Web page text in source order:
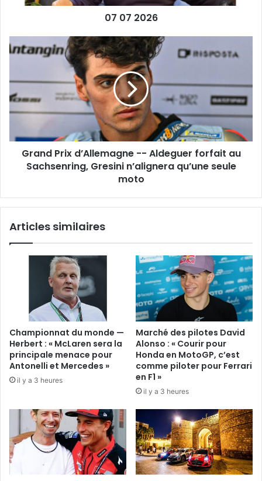
07 07 2026
Grand
Prix
-
Aldeguer
forfait
Sachsenring,
Gresini
n’alignera
moto
Grand Prix d’Allemagne -- Aldeguer forfait au
Sachsenring, Gresini n’alignera qu’une seule
moto
Articles similaires
Championnat du monde —
Herbert : « McLaren sera la
principale menace pour
Antonelli et Mercedes »
il y a 3 heures
Marché des pilotes David
Alonso : « Courir pour
Honda en MotoGP, c’est
comme piloter pour Ferrari
en F1 »
il y a 3 heures